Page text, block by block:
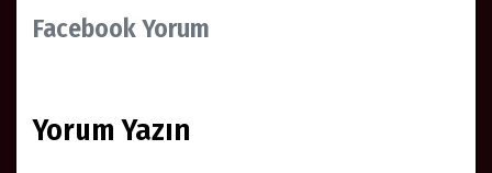
Facebook Yorum
Yorum Yazın